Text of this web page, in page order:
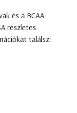
és a BCAA
részletes
találsz: